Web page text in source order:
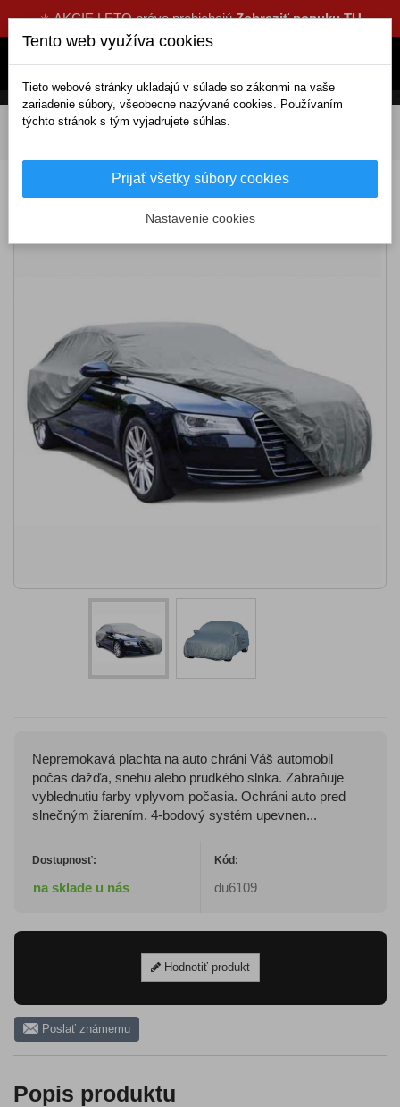
☀️ AKCIE LETO práve prebiehajúZobraziť ponuku TU
DOMOV Exteriérové doplnky
Plachta na auto XXL PVC+bavlna
Nepremokavá plachta na auto chráni Váš automobil
počas dažďa, snehu alebo prudkého slnka. Zabraňuje
vyblednutiu farby vplyvom počasia. Ochráni auto pred
slnečným žiarením. 4-bodový systém upevnen...
Dostupnosť:
na sklade u nás
Kód:
du6109
Hodnotiť produkt
Poslať známemu
Popis produktu
Tento web využíva cookies
Tieto webové stránky ukladajú v súlade so zákonmi na vaše
zariadenie súbory, všeobecne nazývané cookies. Používaním
týchto stránok s tým vyjadrujete súhlas.
Prijať všetky súbory cookies
Nastavenie cookies